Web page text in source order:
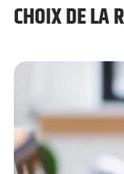
CHOIX DE LA